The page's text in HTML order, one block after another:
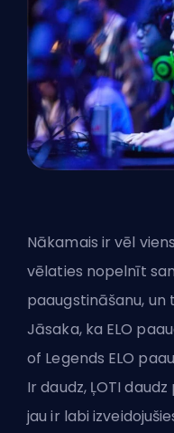
Nākamais ir vēl
vēlaties nopelnīt
paaugstināšanu, un
Jāsaka, ka ELO
of Legends ELO
Ir daudz, ĻOTI
jau ir labi